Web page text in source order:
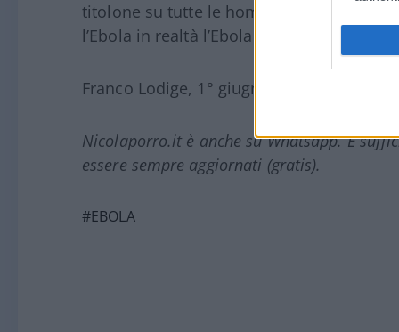
titolone su tutte le home page. Giusto il
l’Ebola in realtà l’Ebola non ce la aveva.
Franco Lodige, 1° giugno 2026
Nicolaporro.it è anche su Whatsapp. È
essere sempre aggiornati (gratis).
#EBOLA